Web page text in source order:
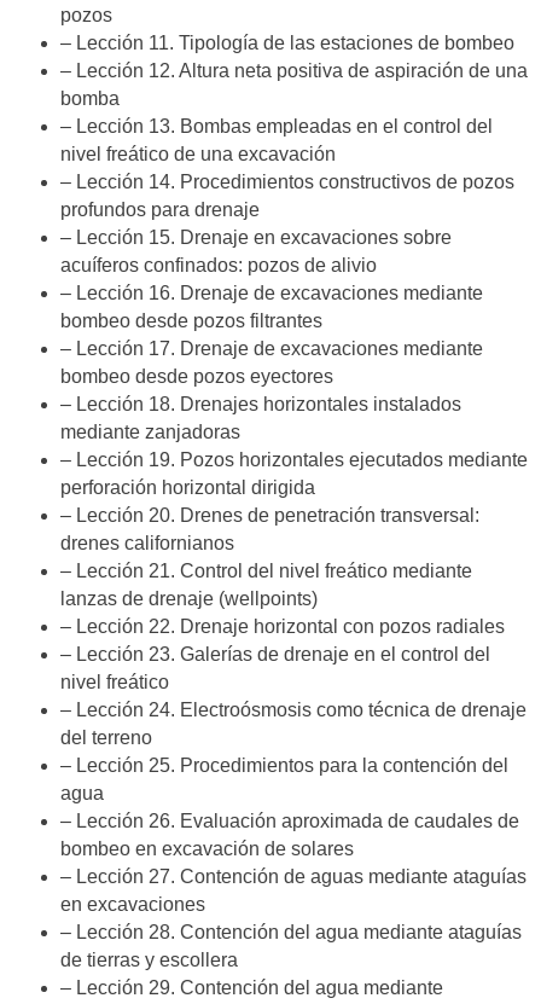
pozos
– Lección 11. Tipología de las estaciones de bombeo
– Lección 12. Altura neta positiva de aspiración de una
bomba
– Lección 13. Bombas empleadas en el control del
nivel freático de una excavación
– Lección 14. Procedimientos constructivos de pozos
profundos para drenaje
– Lección 15. Drenaje en excavaciones sobre
acuíferos confinados: pozos de alivio
– Lección 16. Drenaje de excavaciones mediante
bombeo desde pozos filtrantes
– Lección 17. Drenaje de excavaciones mediante
bombeo desde pozos eyectores
– Lección 18. Drenajes horizontales instalados
mediante zanjadoras
– Lección 19. Pozos horizontales ejecutados mediante
perforación horizontal dirigida
– Lección 20. Drenes de penetración transversal:
drenes californianos
– Lección 21. Control del nivel freático mediante
lanzas de drenaje (wellpoints)
– Lección 22. Drenaje horizontal con pozos radiales
– Lección 23. Galerías de drenaje en el control del
nivel freático
– Lección 24. Electroósmosis como técnica de drenaje
del terreno
– Lección 25. Procedimientos para la contención del
agua
– Lección 26. Evaluación aproximada de caudales de
bombeo en excavación de solares
– Lección 27. Contención de aguas mediante ataguías
en excavaciones
– Lección 28. Contención del agua mediante ataguías
de tierras y escollera
– Lección 29. Contención del agua mediante